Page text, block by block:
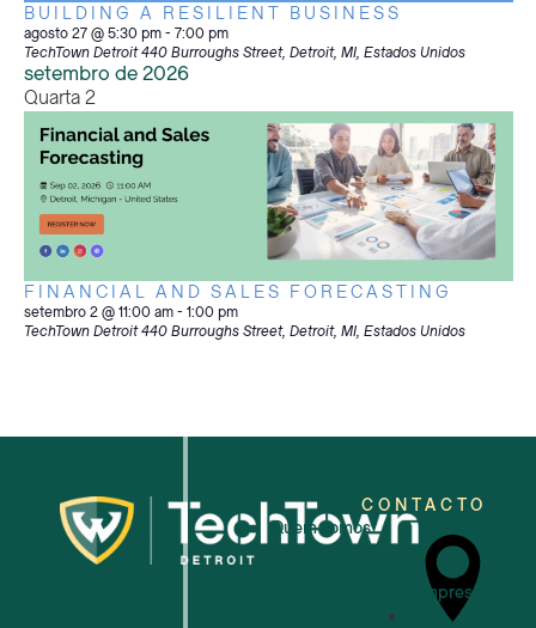
BUILDING A RESILIENT BUSINESS
agosto 27 @ 5:30 pm- 7:00 pm
TechTown Detroit 440 Burroughs Street, Detroit, MI, Estados Unidos
setembro de 2026
Quarta 2
FINANCIAL AND SALES FORECASTING
setembro 2 @ 11:00 am- 1:00 pm
TechTown Detroit 440 Burroughs Street, Detroit, MI, Estados Unidos
Quem somos
Para as pequenas empresas
CONTACTO